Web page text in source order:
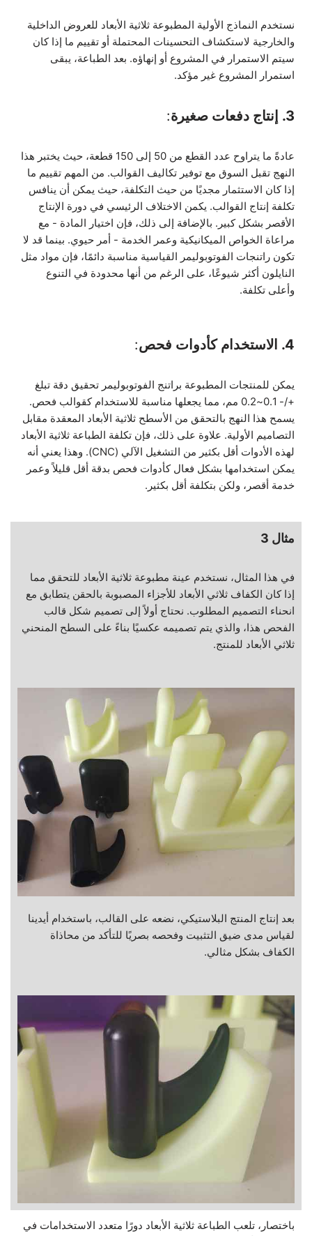
نستخدم النماذج الأولية المطبوعة ثلاثية الأبعاد للعروض الداخلية
والخارجية لاستكشاف التحسينات المحتملة أو تقييم ما إذا كان
سيتم الاستمرار في المشروع أو إنهاؤه. بعد الطباعة، يبقى
استمرار المشروع غير مؤكد.
3. إنتاج دفعات صغيرة :
عادةً ما يتراوح عدد القطع من 50 إلى 150 قطعة، حيث يختبر هذا
النهج تقبل السوق مع توفير تكاليف القوالب. من المهم تقييم ما
إذا كان الاستثمار مجديًا من حيث التكلفة، حيث يمكن أن ينافس
تكلفة إنتاج القوالب. يكمن الاختلاف الرئيسي في دورة الإنتاج
الأقصر بشكل كبير. بالإضافة إلى ذلك، فإن اختيار المادة - مع
مراعاة الخواص الميكانيكية وعمر الخدمة - أمر حيوي. بينما قد لا
تكون راتنجات الفوتوبوليمر القياسية مناسبة دائمًا، فإن مواد مثل
النايلون أكثر شيوعًا، على الرغم من أنها محدودة في التنوع
وأعلى تكلفة.
4. الاستخدام كأدوات فحص :
يمكن للمنتجات المطبوعة براتنج الفوتوبوليمر تحقيق دقة تبلغ
+/- 0.1~0.2 مم، مما يجعلها مناسبة للاستخدام كقوالب فحص.
يسمح هذا النهج بالتحقق من الأسطح ثلاثية الأبعاد المعقدة مقابل
التصاميم الأولية. علاوة على ذلك، فإن تكلفة الطباعة ثلاثية الأبعاد
لهذه الأدوات أقل بكثير من التشغيل الآلي (CNC). وهذا يعني أنه
يمكن استخدامها بشكل فعال كأدوات فحص بدقة أقل قليلاً وعمر
خدمة أقصر، ولكن بتكلفة أقل بكثير.
مثال 3
في هذا المثال، نستخدم عينة مطبوعة ثلاثية الأبعاد للتحقق مما
إذا كان الكفاف ثلاثي الأبعاد للأجزاء المصبوبة بالحقن يتطابق مع
انحناء التصميم المطلوب. نحتاج أولاً إلى تصميم شكل قالب
الفحص هذا، والذي يتم تصميمه عكسيًا بناءً على السطح المنحني
ثلاثي الأبعاد للمنتج.
بعد إنتاج المنتج البلاستيكي، نضعه على القالب، باستخدام أيدينا
لقياس مدى ضيق التثبيت وفحصه بصريًا للتأكد من محاذاة
الكفاف بشكل مثالي.
باختصار، تلعب الطباعة ثلاثية الأبعاد دورًا متعدد الاستخدامات في